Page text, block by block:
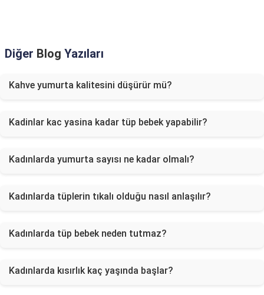
Diğer Blog Yazıları
Kahve yumurta kalitesini düşürür mü?
Kadinlar kac yasina kadar tüp bebek yapabilir?
Kadınlarda yumurta sayısı ne kadar olmalı?
Kadınlarda tüplerin tıkalı olduğu nasıl anlaşılır?
Kadınlarda tüp bebek neden tutmaz?
Kadınlarda kısırlık kaç yaşında başlar?